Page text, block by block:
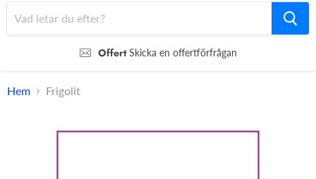
OffertSkicka en offertförfrågan
Hem Frigolit